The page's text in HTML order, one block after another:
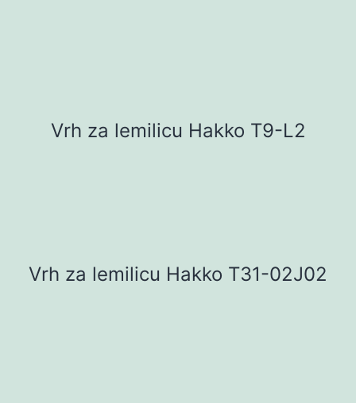
Vrh za lemilicu Hakko T9-L2
Vrh za lemilicu Hakko T31-02J02